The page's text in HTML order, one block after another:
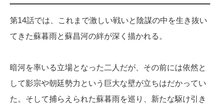
第14話では、これまで激しい戦いと陰謀の中を生き抜い
てきた蘇暮雨と蘇昌河の絆が深く描かれる。
暗河を率いる立場となった二人だが、その前には依然と
して影宗や朝廷勢力という巨大な壁が立ちはだかってい
た。そして捕らえられた蘇暮雨を巡り、新たな駆け引き